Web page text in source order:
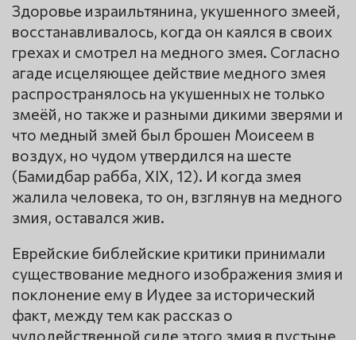
Здоровье израильтянина, укушенного змеей,
восстанавливалось, когда он каялся в своих
грехах и смотрел на медного змея. Согласно
агаде исцеляющее действие медного змея
распространялось на укушенных не только
змеёй, но также и разными дикими зверями и
что медный змей был брошен Моисеем в
воздух, но чудом утвердился на шесте
(Бамидбар рабба, XIX, 12). И когда змея
жалила человека, то он, взглянув на медного
змия, оставался жив.
Еврейские библейские критики принимали
существование медного изображения змия и
поклонение ему в Иудее за исторический
факт, между тем как рассказ о
чудодейственной силе этого змия в пустыне